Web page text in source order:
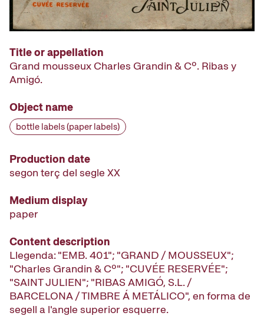
Title or appellation
Grand mousseux Charles Grandin & Cº. Ribas y
Amigó.
Object name
bottle labels (paper labels)
Production date
segon terç del segle XX
Medium display
paper
Content description
Llegenda: "EMB. 401"; "GRAND / MOUSSEUX";
"Charles Grandin & Cº"; "CUVÉE RESERVÉE";
"SAINT JULIEN"; "RIBAS AMIGÓ, S.L. /
BARCELONA / TIMBRE Á METÁLICO", en forma de
segell a l'angle superior esquerre.